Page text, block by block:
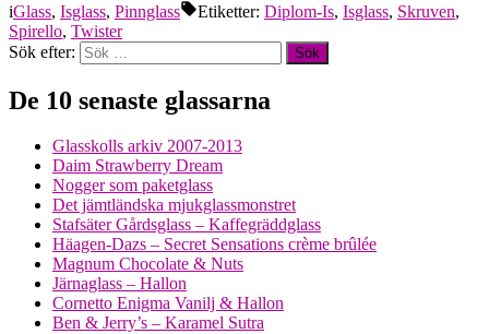
iGlass, Isglass, Pinnglass Etiketter: Diplom-Is, Isglass, Skruven,
Spirello, Twister
Sök efter:
De 10 senaste glassarna
Glasskolls arkiv 2007-2013
Daim Strawberry Dream
Nogger som paketglass
Det jämtländska mjukglassmonstret
Stafsäter Gårdsglass – Kaffegräddglass
Häagen-Dazs – Secret Sensations crème brûlée
Magnum Chocolate & Nuts
Järnaglass – Hallon
Cornetto Enigma Vanilj & Hallon
Ben & Jerry’s – Karamel Sutra